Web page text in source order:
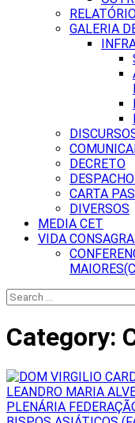
GALERIA
DECRETO
CARTA
DIVERSOS
MEDIA CET
VIDA
Search
for:
Category: